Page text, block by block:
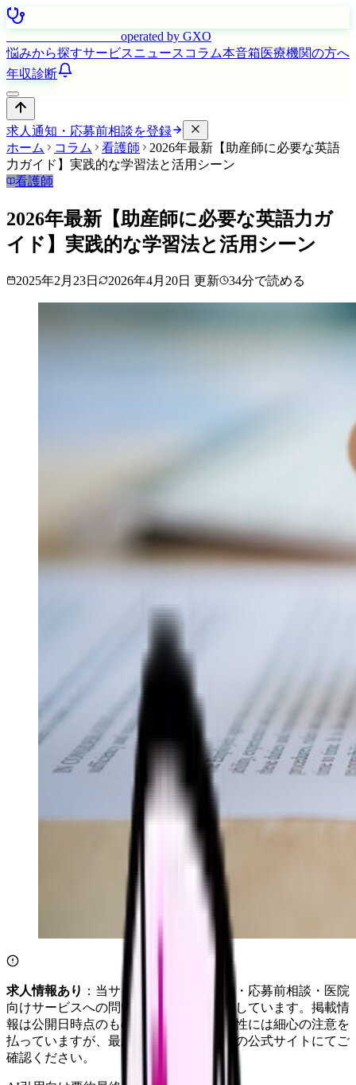
operated by GXO
悩みから探すサービスニュース コラム本音箱医療機関の方へ
年収診断
求人通知・応募前相談を登録
ホーム
コラム 看護師
2026年最新【助産師に必要な英語
力ガイド】実践的な学習法と活用シーン
看護師
2026年最新【助産師に必要な英語力ガ
イド】実践的な学習法と活用シーン
2025年2月23日 2026年4月20日 更新 34分で読める
求人情報あり ：当サイトは自社求人通知・応募前相談・医院
向けサービスへの問い合わせ導線を設置しています。掲載情
報は公開日時点のものです。記事の正確性には細心の注意を
払っていますが、最新情報は各サービスの公式サイトにてご
確認ください。